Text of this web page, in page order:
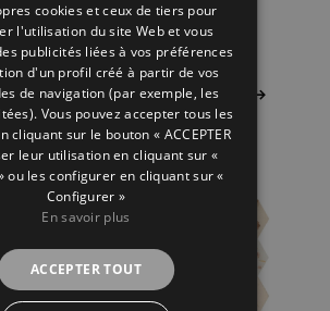
Botanical Natural
30X90
FRENCH
GERMAN
cookies et ceux de tiers pour
l'utilisation du site Web et vous
publicités liées à vos préférences
d'un profil créé à partir de vos
de navigation (par exemple, les
Vous pouvez accepter tous les
cliquant sur le bouton « ACCEPTER
leur utilisation en cliquant sur «
ou les configurer en cliquant sur «
Configurer »
En savoir plus
ACCEPTER TOUT